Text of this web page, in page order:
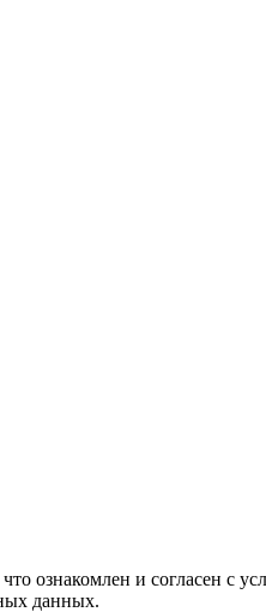
ознакомлен и согласен с
данных.